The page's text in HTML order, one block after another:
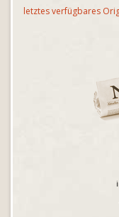
letztes verfügbares